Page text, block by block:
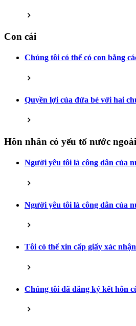
Con cái
Chúng tôi có thể có con bằng
Quyền lợi của đứa bé với hai
Hôn nhân có yếu tố nước ngoài
Người yêu tôi là công dân của
Người yêu tôi là công dân của
Tôi có thể xin cấp giấy xác
Chúng tôi đã đăng ký kết hôn